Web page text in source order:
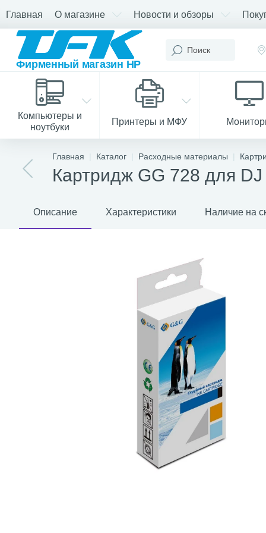
Главная О магазине Новости и обзоры
Компьютеры и
ноутбуки
Принтеры и МФУ
Главная Каталог Расходные материалы
Картридж GG 728 для
Описание Характеристики Наличие на